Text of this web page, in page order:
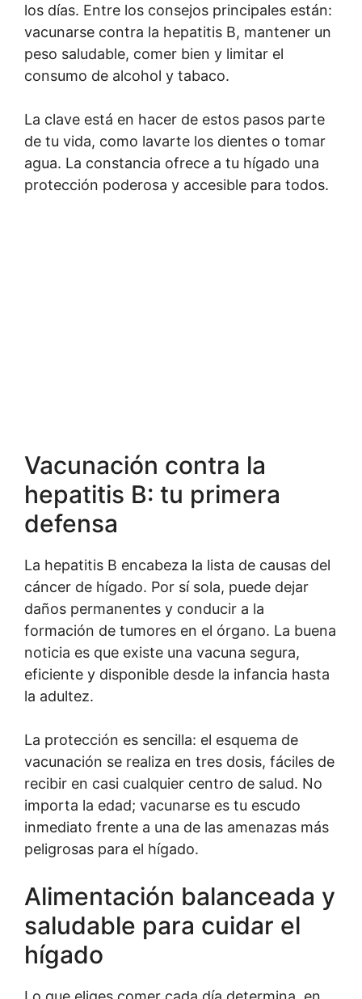
los días. Entre los consejos principales están:
vacunarse contra la hepatitis B, mantener un
peso saludable, comer bien y limitar el
consumo de alcohol y tabaco.
La clave está en hacer de estos pasos parte
de tu vida, como lavarte los dientes o tomar
agua. La constancia ofrece a tu hígado una
protección poderosa y accesible para todos.
Vacunación contra la
hepatitis B: tu primera
defensa
La hepatitis B encabeza la lista de causas del
cáncer de hígado. Por sí sola, puede dejar
daños permanentes y conducir a la
formación de tumores en el órgano. La buena
noticia es que existe una vacuna segura,
eficiente y disponible desde la infancia hasta
la adultez.
La protección es sencilla: el esquema de
vacunación se realiza en tres dosis, fáciles de
recibir en casi cualquier centro de salud. No
importa la edad; vacunarse es tu escudo
inmediato frente a una de las amenazas más
peligrosas para el hígado.
Alimentación balanceada y
saludable para cuidar el
hígado